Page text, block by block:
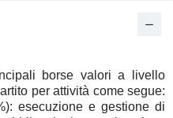
borse valori a livello
per attività come segue:
esecuzione e gestione di